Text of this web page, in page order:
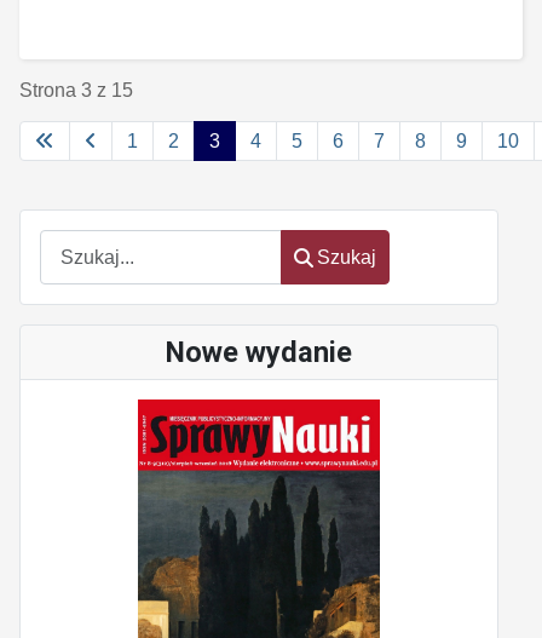
Szukaj
Szukaj
Nowe wydanie
Strona 3 z 15
1 2 3 4 5 6 7 8 9 10